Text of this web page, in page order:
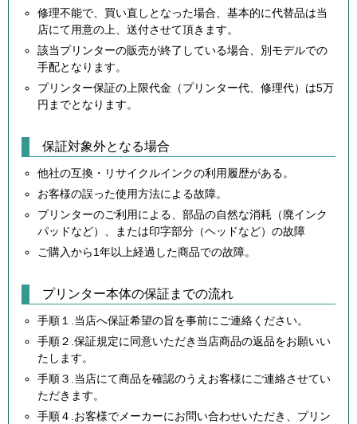
修理不能で、買い直しとなった場合、基本的に代替品は当
店にて用意の上、送付させて頂きます。
該当プリンターの販売が終了している場合、別モデルでの
手配となります。
プリンター保証の上限代金（プリンター代、修理代）は5万
円までとなります。
保証対象外となる場合
他社の互換・リサイクルインクの利用履歴がある。
お客様の誤った使用方法による故障。
プリンターのご利用による、部品の自然な消耗（廃インク
パッドなど）、または印字部分（ヘッドなど）の故障
ご購入から1年以上経過した商品での故障。
プリンター本体の保証までの流れ
手順１.当店へ保証希望の旨を事前にご連絡ください。
手順２.保証規定に同意いただき当店商品の返品をお願いい
たします。
手順３.当店にて商品を確認のうえお客様にご連絡させてい
ただきます。
手順４.お客様でメーカーにお問い合わせいただき、プリン